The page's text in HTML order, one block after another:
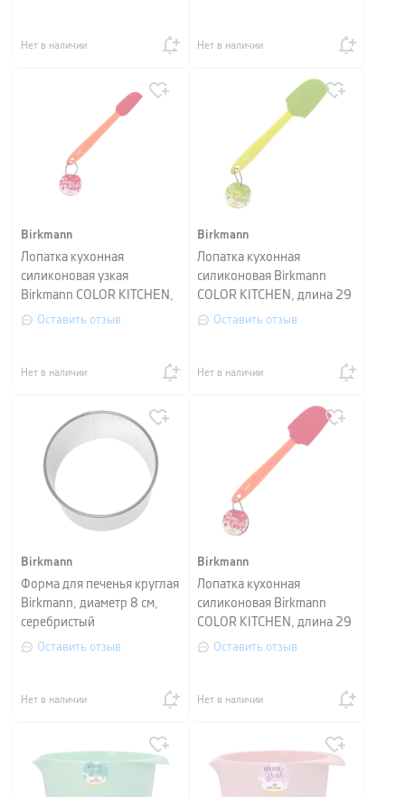
Нет в наличии Нет в наличии
Birkmann
Лопатка кухонная
силиконовая узкая
Birkmann COLOR KITCHEN,
длина 27 см, красный
Оставить отзыв
Нет в наличии
Birkmann
Лопатка кухонная
силиконовая Birkmann
COLOR KITCHEN, длина 29
см, зеленый
Оставить отзыв
Нет в наличии
Birkmann
Форма для печенья круглая
Birkmann, диаметр 8 см,
серебристый
Оставить отзыв
Нет в наличии
Birkmann
Лопатка кухонная
силиконовая Birkmann
COLOR KITCHEN, длина 29
см, красный
Оставить отзыв
Нет в наличии